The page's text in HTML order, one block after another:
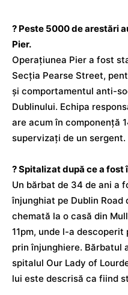
? Peste 5000 de arestări
Pier.
Operațiunea Pier a fost
Secția Pearse Street,
și comportamentul anti-
Dublinului. Echipa
are acum în componență
supervizați de un sergent.
? Spitalizat după ce a
Un bărbat de 34 de ani a
înjunghiat pe Dublin Road
chemată la o casă din
11pm, unde l-a
prin înjunghiere. Bărbatul
spitalul Our Lady of
lui este descrisă ca fiind